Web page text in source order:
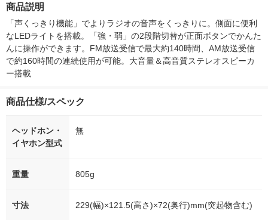
個：5個入×2パック）
オリジナル
商品説明
「声くっきり機能」でよりラジオの音声をくっきりに。側面に便利
なLEDライトを搭載。「強・弱」の2段階切替が正面ボタンでかんた
んに操作ができます。FM放送受信で最大約140時間、AM放送受信
で約160時間の連続使用が可能。大音量＆高音質ステレオスピーカ
ー搭載
商品仕様/スペック
ヘッドホン・
イヤホン型式
無
重量 805g
寸法 229(幅)×121.5(高さ)×72(奥行)mm(突起物含む)